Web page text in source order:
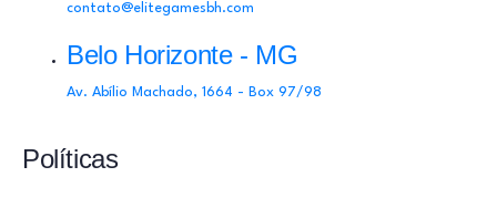
contato@elitegamesbh.com
Belo Horizonte - MG
Av. Abílio Machado, 1664 - Box 97/98
Políticas